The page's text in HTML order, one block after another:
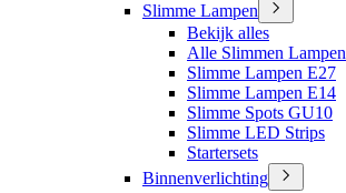
Slimme Lampen
Bekijk alles
Alle Slimmen Lampen
Slimme Lampen E27
Slimme Lampen E14
Slimme Spots GU10
Slimme LED Strips
Startersets
Binnenverlichting